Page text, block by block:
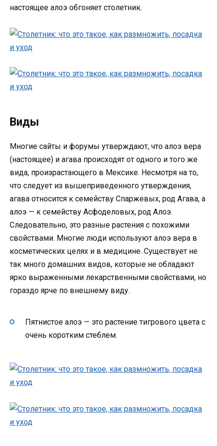
настоящее алоэ обгоняет столетник.
Виды
Многие сайты и форумы утверждают, что алоэ вера
(настоящее) и агава происходят от одного и того же
вида, произрастающего в Мексике. Несмотря на то,
что следует из вышеприведенного утверждения,
агава относится к семейству Спаржевых, род Агава, а
алоэ — к семейству Асфоделовых, род Алоэ.
Следовательно, это разные растения с похожими
свойствами. Многие люди используют алоэ вера в
косметических целях и в медицине. Существует не
так много домашних видов, которые не обладают
ярко выраженными лекарственными свойствами, но
гораздо ярче по внешнему виду.
Пятнистое алоэ — это растение тигрового цвета с
очень коротким стеблем.